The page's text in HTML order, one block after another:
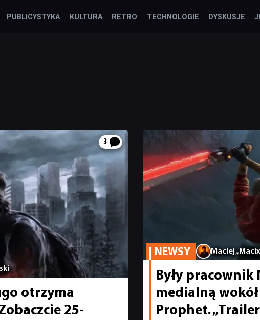
PUBLICYSTYKA KULTURA RETRO TECHNOLOGIE DYSKUSJE
3
otrzyma
25-
NEWSY Maciej
Były pracownik
medialną
Prophet.